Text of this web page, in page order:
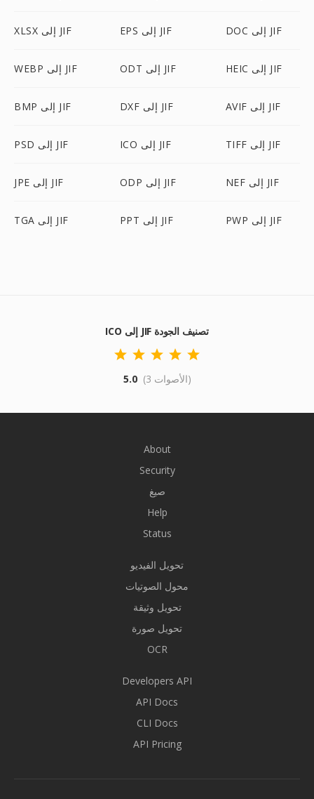
XLSX إلى JIF EPS إلى JIF DOC إلى JIF
WEBP إلى JIF ODT إلى JIF HEIC إلى JIF
BMP إلى JIF DXF إلى JIF AVIF إلى JIF
PSD إلى JIF ICO إلى JIF TIFF إلى JIF
JPE إلى JIF ODP إلى JIF NEF إلى JIF
TGA إلى JIF PPT إلى JIF PWP إلى JIF
ICO إلى JIF تصنيف الجودة
5.0 (3 الأصوات)
About
Security
صيغ
Help
Status
تحويل الفيديو
محول الصوتيات
تحويل وثيقة
تحويل صورة
OCR
Developers API
API Docs
CLI Docs
API Pricing